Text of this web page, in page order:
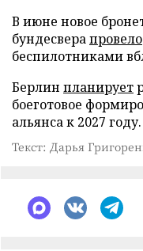
В июне новое
бундесверапровело
беспилотниками
Берлин планирует
боеготовое
альянса к 2027 году.
Текст: Дарья